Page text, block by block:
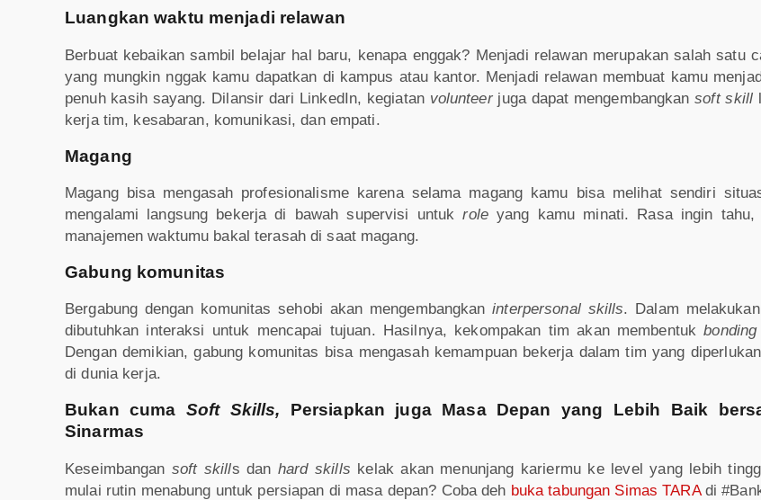
Luangkan waktu menjadi relawan
Berbuat kebaikan sambil belajar hal baru, kenapa enggak? Menjadi relawan merupakan salah satu
yang mungkin nggak kamu dapatkan di kampus atau kantor. Menjadi relawan membuat kamu
penuh kasih sayang. Dilansir dari LinkedIn, kegiatan volunteerjuga dapat mengembangkansoft skill
kerja tim, kesabaran, komunikasi, dan empati.
Magang
Magang bisa mengasah profesionalisme karena selama magang kamu bisa melihat sendiri
mengalami langsung bekerja di bawah supervisi untukroleyang kamu minati. Rasa ingin
manajemen waktumu bakal terasah di saat magang.
Gabung komunitas
Bergabung dengan komunitas sehobi akan mengembangkaninterpersonal skills. Dalam
dibutuhkan interaksi untuk mencapai tujuan. Hasilnya, kekompakan tim akan membentukbonding
Dengan demikian, gabung komunitas bisa mengasah kemampuan bekerja dalam tim yang
di dunia kerja.
Bukan cuma Soft Skills, Persiapkan juga Masa Depan yang Lebih Baik
Sinarmas
Keseimbangan soft skills danhard skills kelak akan menunjang kariermu ke level yang lebih
mulai rutin menabung untuk persiapan di masa depan? Coba deh buka tabungan Simas TARAdi